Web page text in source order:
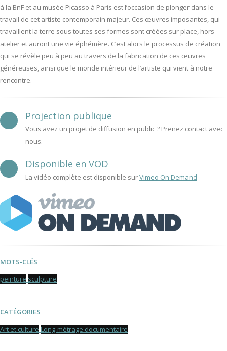
à la BnF et au musée Picasso à Paris est l’occasion de plonger dans le
travail de cet artiste contemporain majeur. Ces œuvres imposantes, qui
travaillent la terre sous toutes ses formes sont créées sur place, hors
atelier et auront une vie éphémère. C’est alors le processus de création
qui se révèle peu à peu au travers de la fabrication de ces œuvres
généreuses, ainsi que le monde intérieur de l’artiste qui vient à notre
rencontre.
Projection publique
Vous avez un projet de diffusion en public ? Prenez contact avec
nous.
Disponible en VOD
La vidéo complète est disponible surVimeo On Demand
MOTS-CLÉS
peinture sculpture
CATÉGORIES
Art et culture Long-métrage documentaire